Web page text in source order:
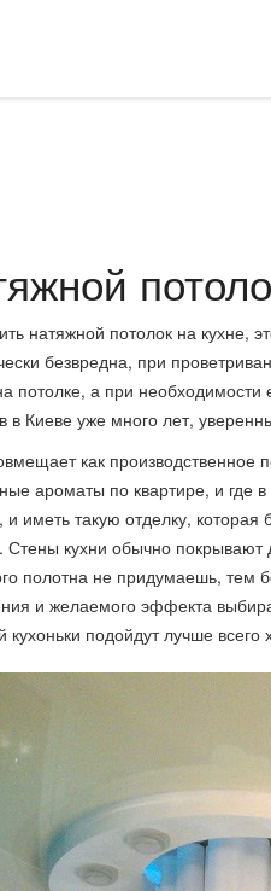
натяжной потолок на кухне,
безвредна, при
потолке, а при
в Киеве уже много лет,
как производственное
ароматы по квартире, и где
иметь такую отделку, которая
Стены кухни обычно покрывают
полотна не придумаешь, тем
и желаемого эффекта
кухоньки подойдут лучше